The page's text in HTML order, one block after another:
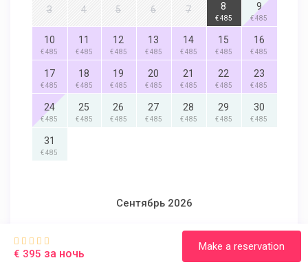
3 4 5 6 7 8
€ 485
9
€ 485
10
€ 485
11
€ 485
12
€ 485
13
€ 485
14
€ 485
15
€ 485
16
€ 485
17
€ 485
18
€ 485
19
€ 485
20
€ 485
21
€ 485
22
€ 485
23
€ 485
24
€ 485
25
€ 485
26
€ 485
27
€ 485
28
€ 485
29
€ 485
30
€ 485
31
€ 485
Сентябрь 2026
Пт
4 5 6
€ 395 за ночь
Make a reservation